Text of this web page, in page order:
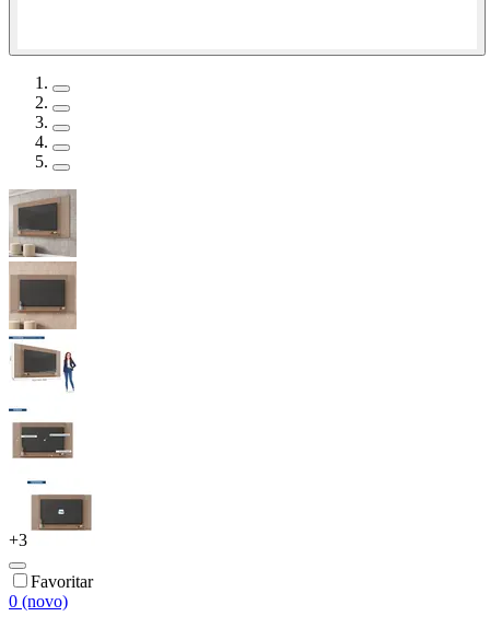
+3
Favoritar
0 (novo)